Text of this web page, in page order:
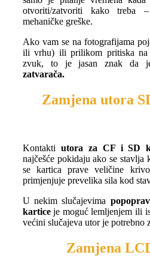
otvoriti/zatvoriti kako treba
mehaničke greške.
Ako vam se na fotografijama
ili vrhu) ili prilikom pritiska na
zvuk, to je jasan znak da
zatvarača.
Zamjena utora
Kontakti utora za CF i SD
najčešće pokidaju ako se
se kartica prave veličine
primjenjuje prevelika sila kod
U nekim slučajevima
karticeje moguć lemljenjem ili
većini slučajeva utor je potrebno
Zamjena